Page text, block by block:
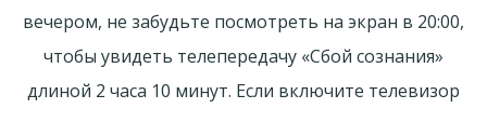
вечером, не забудьте посмотреть на экран в 20:00,
чтобы увидеть телепередачу «Сбой сознания»
длиной 2 часа 10 минут. Если включите телевизор